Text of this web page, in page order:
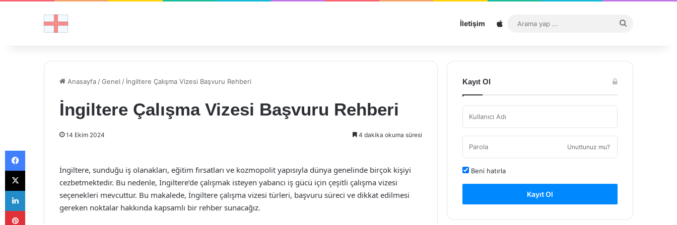
İletişim Sitemap
...
Anasayfa /Genel / İngiltere Çalışma Vizesi Başvuru Rehberi
İngiltere Çalışma Vizesi Başvuru Rehberi
14 Ekim 2024 4 dakika okuma süresi
İngiltere, sunduğu iş olanakları, eğitim fırsatları ve kozmopolit yapısıyla dünya genelinde birçok kişiyi
cezbetmektedir. Bu nedenle, İngiltere’de çalışmak isteyen yabancı iş gücü için çeşitli çalışma vizesi
seçenekleri mevcuttur. Bu makalede, İngiltere çalışma vizesi türleri, başvuru süreci ve dikkat edilmesi
gereken noktalar hakkında kapsamlı bir rehber sunacağız.
Kayıt Ol
Unuttunuz mu?
Beni hatırla
Kayıt Ol
Facebook
X
LinkedIn
Pinterest